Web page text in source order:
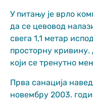
У питању је врло
да се цевовод
свега 1,1 метар
просторну
који се тренутно
Прва санација
новембру 2003.
the website's
functionality
and structure,
based on how
the website is
used.
Искуство